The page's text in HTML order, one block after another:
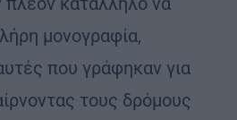
μονογραφία,
που γράφηκαν για
τους δρόμους